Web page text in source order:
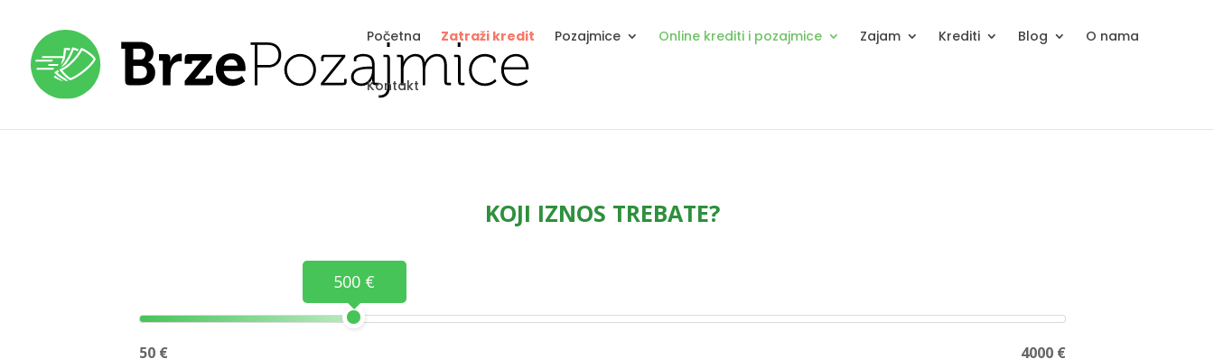
Početna Zatraži kredit Pozajmice Online krediti i pozajmice Zajam Krediti Blog O nama
Kontakt
KOJI IZNOS TREBATE?
500 €
50 € 4000 €